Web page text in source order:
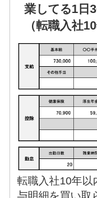
業してる1日
（転職入社
転職入社10年以
与明細を買い取